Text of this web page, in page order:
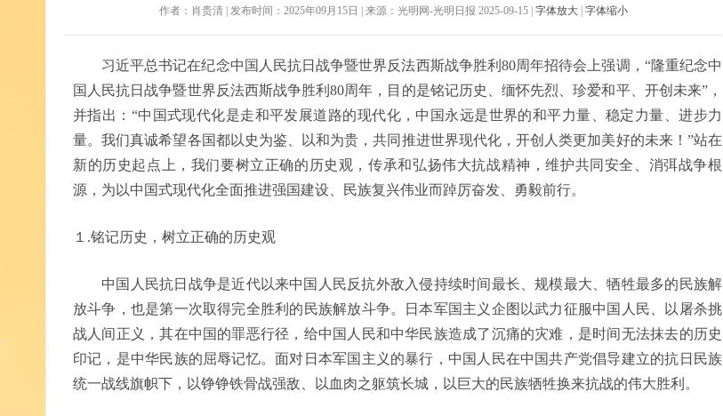
作者：肖贵清 | 发布时间：2025年09月15日 | 来源：光明网-光明日报 2025-09-15 | 字体放大| 字体缩小
习近平总书记在纪念中国人民抗日战争暨世界反法西斯战争胜利80周年招待会上强调，“隆重纪念中
国人民抗日战争暨世界反法西斯战争胜利80周年，目的是铭记历史、缅怀先烈、珍爱和平、开创未来”，
并指出：“中国式现代化是走和平发展道路的现代化，中国永远是世界的和平力量、稳定力量、进步力
量。我们真诚希望各国都以史为鉴、以和为贵，共同推进世界现代化，开创人类更加美好的未来！”站在
新的历史起点上，我们要树立正确的历史观，传承和弘扬伟大抗战精神，维护共同安全、消弭战争根
源，为以中国式现代化全面推进强国建设、民族复兴伟业而踔厉奋发、勇毅前行。
１.铭记历史，树立正确的历史观
中国人民抗日战争是近代以来中国人民反抗外敌入侵持续时间最长、规模最大、牺牲最多的民族解
放斗争，也是第一次取得完全胜利的民族解放斗争。日本军国主义企图以武力征服中国人民、以屠杀挑
战人间正义，其在中国的罪恶行径，给中国人民和中华民族造成了沉痛的灾难，是时间无法抹去的历史
印记，是中华民族的屈辱记忆。面对日本军国主义的暴行，中国人民在中国共产党倡导建立的抗日民族
统一战线旗帜下，以铮铮铁骨战强敌、以血肉之躯筑长城，以巨大的民族牺牲换来抗战的伟大胜利。